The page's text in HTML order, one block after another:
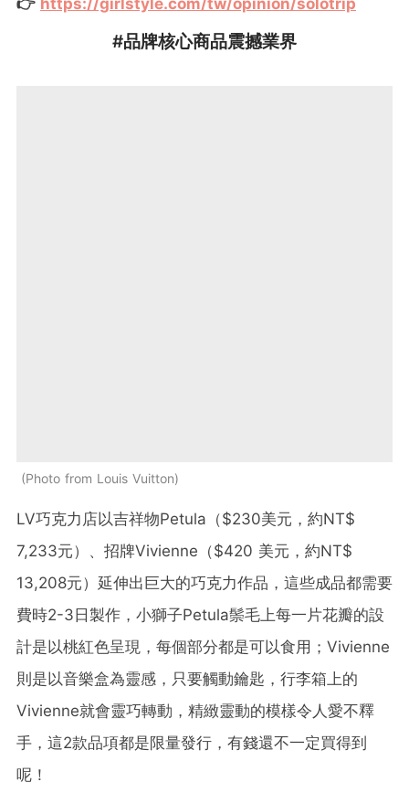
👉 https://girlstyle.com/tw/opinion/solotrip
#品牌核心商品震撼業界
Photo from Louis Vuitton
LV巧克力店以吉祥物Petula（$230美元，約NT$
7,233元）、招牌Vivienne（$420 美元，約NT$
13,208元）延伸出巨大的巧克力作品，這些成品都需要
費時2-3日製作，小獅子Petula鬃毛上每一片花瓣的設
計是以桃紅色呈現，每個部分都是可以食用；Vivienne
則是以音樂盒為靈感，只要觸動鑰匙，行李箱上的
Vivienne就會靈巧轉動，精緻靈動的模樣令人愛不釋
手，這2款品項都是限量發行，有錢還不一定買得到
呢！